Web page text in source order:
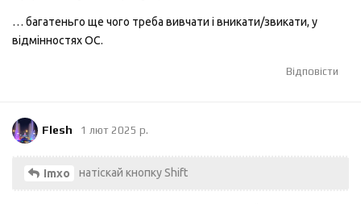
… багатеньго ще чого треба вивчати і вникати/звикати, у
відмінностях ОС.
Відповісти
Flesh 1 лют 2025 р.
Imxo натіскай кнопку Shift